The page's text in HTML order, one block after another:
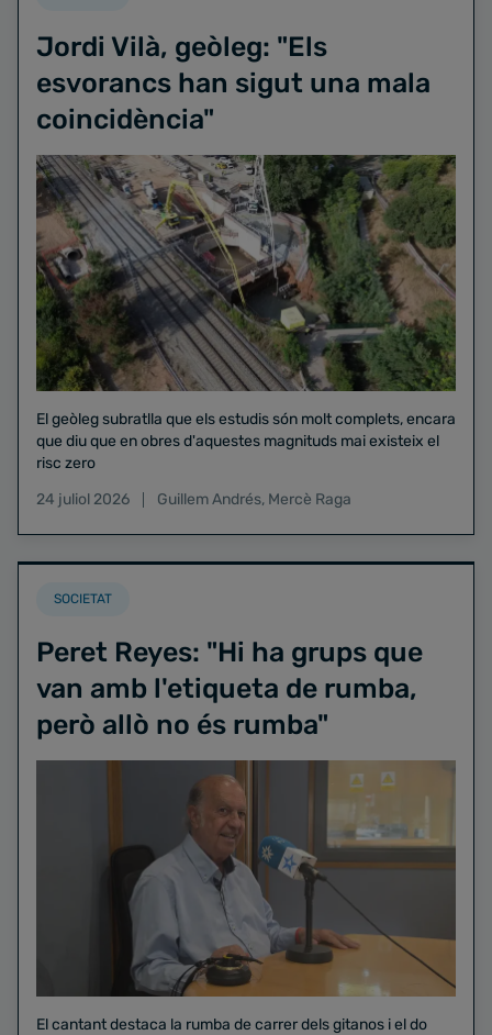
Jordi Vilà, geòleg: "Els
esvorancs han sigut una mala
coincidència"
El geòleg subratlla que els estudis són molt complets, encara
que diu que en obres d'aquestes magnituds mai existeix el
risc zero
24 juliol 2026
Guillem Andrés, Mercè Raga
SOCIETAT
Peret Reyes: "Hi ha grups que
van amb l'etiqueta de rumba,
però allò no és rumba"
El cantant destaca la rumba de carrer dels gitanos i el do